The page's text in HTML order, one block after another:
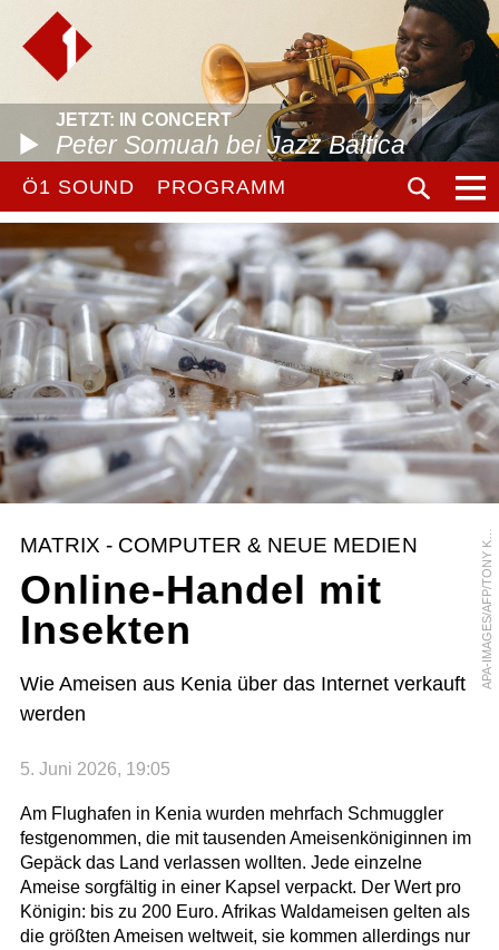
JETZT: IN CONCERT
Peter Somuah bei Jazz Baltica
Ö1 SOUND PROGRAMM
A
P
A
-
I
M
A
G
E
S
/
A
F
P
/
T
O
N
Y
K
A
R
U
M
B
A
MATRIX - COMPUTER & NEUE MEDIEN
Online-Handel mit
Insekten
Wie Ameisen aus Kenia über das Internet verkauft
werden
5. Juni 2026, 19:05
Am Flughafen in Kenia wurden mehrfach Schmuggler
festgenommen, die mit tausenden Ameisenköniginnen im
Gepäck das Land verlassen wollten. Jede einzelne
Ameise sorgfältig in einer Kapsel verpackt. Der Wert pro
Königin: bis zu 200 Euro. Afrikas Waldameisen gelten als
die größten Ameisen weltweit, sie kommen allerdings nur